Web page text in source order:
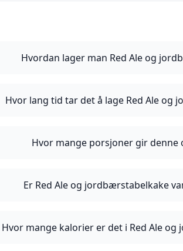
Hvordan lager man Red Ale og
Hvor lang tid tar det å lage Red Ale og
Hvor mange porsjoner gir denne
Er Red Ale og jordbærstabelkake
Hvor mange kalorier er det i Red Ale